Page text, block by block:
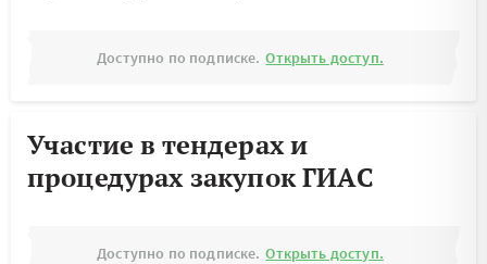
Доступно по подписке. Открыть доступ.
Участие в тендерах и
процедурах закупок ГИАС
Доступно по подписке. Открыть доступ.